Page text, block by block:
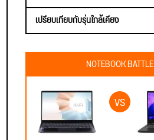
เปรียบเทียบกับรุ่นใกล้เคียง
NOTEBOOK BATTLE